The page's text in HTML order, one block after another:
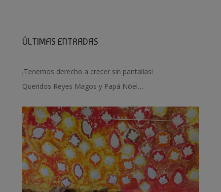
ÚLTIMAS ENTRADAS
¡Tenemos derecho a crecer sin pantallas!
Queridos Reyes Magos y Papá Nöel…